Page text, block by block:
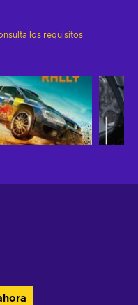
los requisitos